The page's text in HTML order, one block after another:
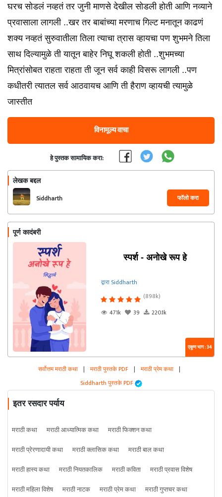
घरच सोडलं नव्हतं तर जुनी माणसे देखील सोडली होती आणि नव्याने
प्रवासाला लागली ..खर तर बाबांच्या मरणाच गिल्ट मनातून काढणं
शक्य नव्हतं सुरुवातीला तिला त्याचा त्रास व्हायचा पण शुभमने तिला
साथ दिल्यामुळे ती यातून बाहेर निघू शकली होती ..शुभमच्या
मित्रांसोबत राहता राहता ती जून सर्व काही विसरू लागली ..पण
कधीतरी त्यातल सर्व आठवायच आणि ती हैराण व्हायची त्यामुळे
जास्तीत
विनामूल्य वाचा
हे पुस्तक सामायिक करा:
लेखक बद्दल
Siddharth फॉलो करा
पूर्ण कादंबरी
स्पर्श - अनोखे रूप हे
द्वारा Siddharth
(898k)
471k
39 220.1k
एकूण भाग : 34
सर्वोत्तम मराठी कथा | मराठी पुस्तके PDF | मराठी प्रेम कथा |
Siddharth पुस्तके PDF
इतर रसदार पर्याय
मराठी कथा मराठी आध्यात्मिक कथा
मराठी फिक्शन कथा
मराठी प्रेरणादायी कथा
मराठी क्लासिक कथा
मराठी बाल कथा
मराठी हास्य कथा
मराठी नियतकालिक मराठी कविता
मराठी प्रवास विशेष
मराठी महिला विशेष
मराठी नाटक मराठी प्रेम कथा मराठी गुप्तचर कथा